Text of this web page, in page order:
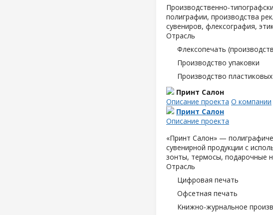
Производственно-
полиграфии, производства
сувениров, флексография,
Отрасль
Флексопечать
Производство упаковки
Производство
Принт Салон
Описание проекта О компании
Принт Салон
Описание проекта
«Принт Салон» —
сувенирной продукции с
зонты, термосы, подарочные
Отрасль
Цифровая печать
Офсетная печать
Книжно-журнальное